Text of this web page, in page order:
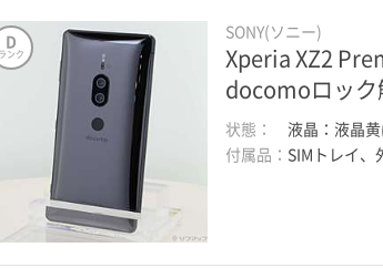
D
ランク
SONY(ソニー)
Xperia XZ2
docomoロック
状態：
液晶：液晶黄
付属品： SIMトレイ、